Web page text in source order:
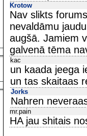
Krotow
Nav slikts
nevaldāmu
augšā. Jamiem
galvenā tēma
kac
un kaada jeega
un tas skaitaas
Jorks
Nahren
mr.pain
HA jau shitais